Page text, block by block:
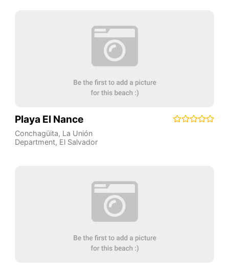
Playa El Nance
Conchagüita, La Unión
Department, El Salvador